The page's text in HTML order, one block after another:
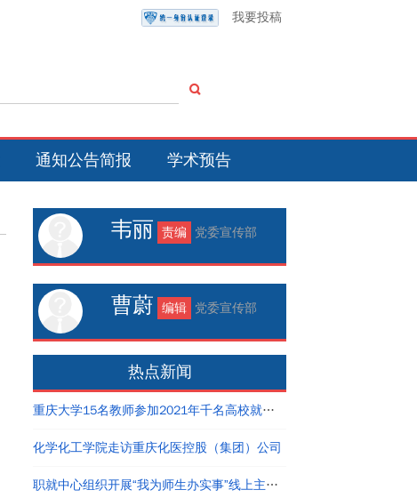
我要投稿
通知公告简报 学术预告
韦丽 责编 党委宣传部
曹蔚 编辑 党委宣传部
热点新闻
重庆大学15名教师参加2021年千名高校就业工作者专题培训
化学化工学院走访重庆化医控股（集团）公司
职就中心组织开展“我为师生办实事”线上主题讲座：“简历特训，打造个人职业品牌”